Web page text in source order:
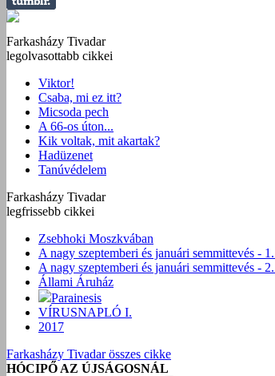
Farkasházy Tivadar
legolvasottabb cikkei
Viktor!
Csaba, mi ez itt?
Micsoda pech
A 66-os úton...
Kik voltak, mit akartak?
Hadüzenet
Tanúvédelem
Farkasházy Tivadar
legfrissebb cikkei
Zsebhoki Moszkvában
A nagy szeptemberi és januári semmittevés -
A nagy szeptemberi és januári semmittevés -
Állami Áruház
Parainesis
VÍRUSNAPLÓ I.
2017
Farkasházy Tivadar összes cikke
HÓCIPŐ AZ ÚJSÁGOSNÁL